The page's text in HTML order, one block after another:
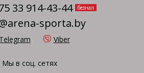
33 914-43-44
безнал
sporta.by
Telegram Viber
Мы в соц. сетях